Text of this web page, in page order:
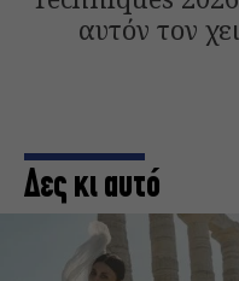
αυτόν τον
Δες κι αυτό